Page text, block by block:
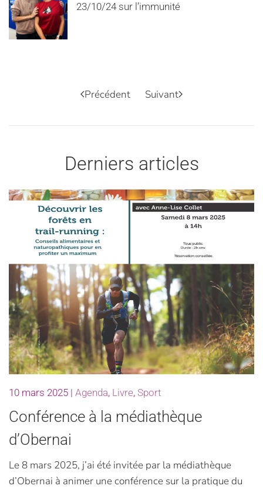
23/10/24 sur l’immunité
Précédent Suivant
Derniers articles
10 mars 2025 | Agenda, Livre, Sport
Conférence à la médiathèque
d’Obernai
Le 8 mars 2025, j’ai été invitée par la médiathèque
d’Obernai à animer une conférence sur la pratique du